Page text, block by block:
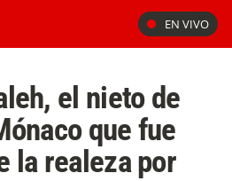
EN VIVO
el nieto de
que fue
la realeza por